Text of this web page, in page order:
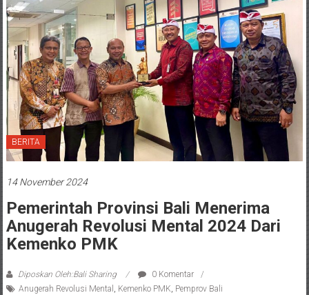
BERITA
14 November 2024
Pemerintah Provinsi Bali Menerima
Anugerah Revolusi Mental 2024 Dari
Kemenko PMK
Diposkan Oleh:Bali Sharing
0 Komentar
Anugerah Revolusi Mental
Kemenko PMK Pemprov Bali